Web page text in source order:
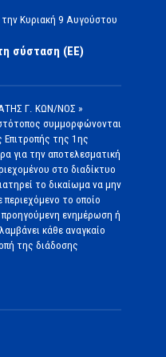
Κυριακή 9 Αυγούστου
σύσταση (ΕΕ)
Γ. ΚΩΝ/ΝΟΣ »
συμμορφώνονται
της 1ης
για την αποτελεσματική
στο διαδίκτυο
το δικαίωμα να μην
περιεχόμενο το οποίο
προηγούμενη ενημέρωση ή
κάθε αναγκαίο
της διάδοσης